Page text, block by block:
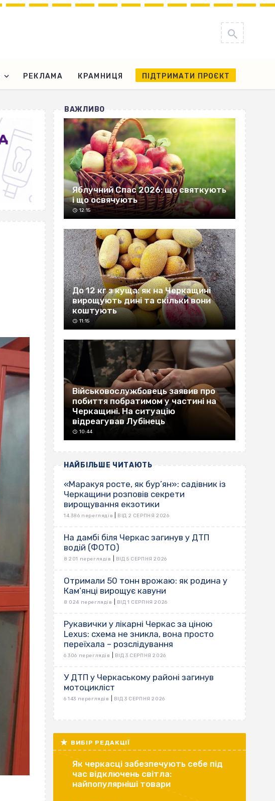
РЕКЛАМА КРАМНИЦЯ ПІДТРИМАТИ ПРОЄКТ
ВАЖЛИВО
Яблучний Спас 2026: що святкують
і що освячують
12:15
До 12 кг з куща: як на Черкащині
вирощують дині та скільки вони
коштують
11:15
Військовослужбовець заявив про
побиття побратимом у частині на
Черкащині. На ситуацію
відреагував Лубінець
10:44
НАЙБІЛЬШЕ ЧИТАЮТЬ
«Маракуя росте, як бур’ян»: садівник із
Черкащини розповів секрети
вирощування екзотики
14 386 переглядів ВІД 2 СЕРПНЯ 2026
На дамбі біля Черкас загинув у ДТП
водій (ФОТО)
8 201 переглядів ВІД 5 СЕРПНЯ 2026
Отримали 50 тонн врожаю: як родина у
Кам’янці вирощує кавуни
8 024 переглядів ВІД 1 СЕРПНЯ 2026
Рукавички у лікарні Черкас за ціною
Lexus: схема не зникла, вона просто
переїхала – розслідування
6 306 переглядів ВІД 3 СЕРПНЯ 2026
У ДТП у Черкаському районі загинув
мотоцикліст
6 143 переглядів ВІД 3 СЕРПНЯ 2026
ВИБІР РЕДАКЦІЇ
Як черкасці забезпечують себе під
час відключень світла:
найпопулярніші товари